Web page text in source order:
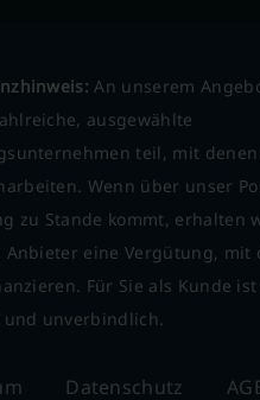
An unserem
ausgewählte
teil, mit
Wenn über unser
zu Stande kommt, erhalten
Anbieter eine Vergütung, mit
Für Sie als Kunde
und unverbindlich.
Datenschutz